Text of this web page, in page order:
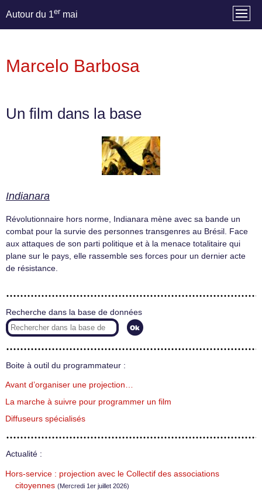
Autour du 1er mai
Marcelo Barbosa
Un film dans la base
Indianara
Révolutionnaire hors norme, Indianara mène avec sa bande un
combat pour la survie des personnes transgenres au Brésil. Face
aux attaques de son parti politique et à la menace totalitaire qui
plane sur le pays, elle rassemble ses forces pour un dernier acte
de résistance.
Recherche dans la base de données
Boite à outil du programmateur :
Avant d’organiser une projection…
La marche à suivre pour programmer un film
Diffuseurs spécialisés
Actualité :
Hors-service : projection avec le Collectif des associations
citoyennes (Mercredi 1er juillet 2026)